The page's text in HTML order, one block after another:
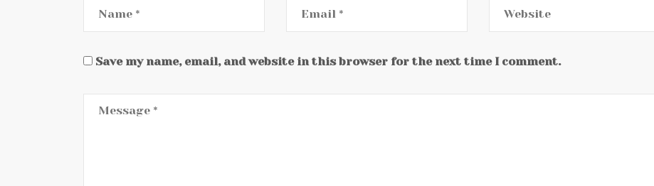
Save my name, email, and website in this browser for the next time I comment.